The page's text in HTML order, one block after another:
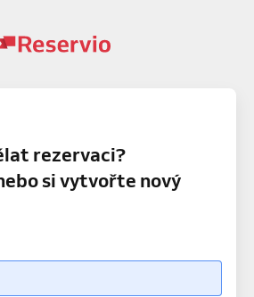
rezervaci?
si vytvořte nový